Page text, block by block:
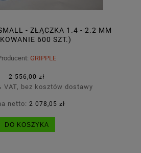
- ZŁĄCZKA 1.4 - 2.2 MM
600 SZT.)
GRIPPLE
2 556,00 zł
VAT, bez kosztów dostawy
netto: 2 078,05 zł
DO KOSZYKA